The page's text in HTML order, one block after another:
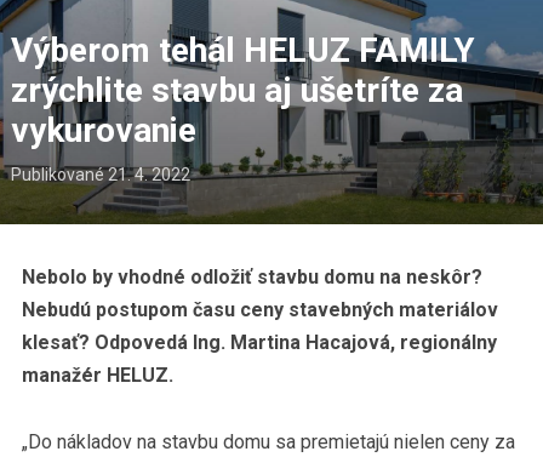
Výberom tehál HELUZ FAMILY
zrýchlite stavbu aj ušetríte za
vykurovanie
Publikované21. 4. 2022
Nebolo by vhodné odložiť stavbu domu na neskôr?
Nebudú postupom času ceny stavebných materiálov
klesať? Odpovedá Ing. Martina Hacajová, regionálny
manažér HELUZ.
„Do nákladov na stavbu domu sa premietajú nielen ceny za